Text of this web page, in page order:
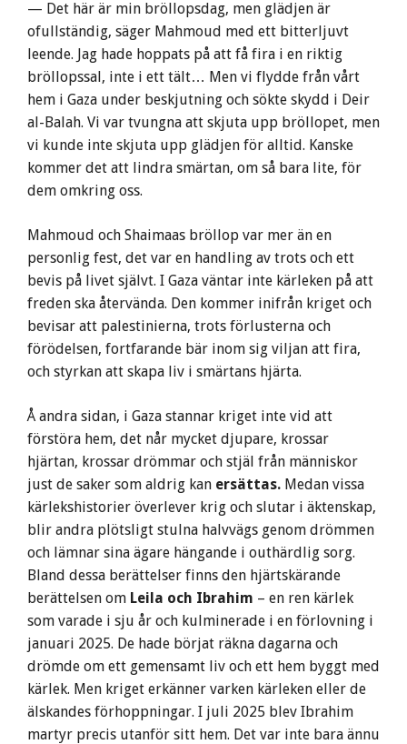
— Det här är min bröllopsdag, men glädjen är
ofullständig, säger Mahmoud med ett bitterljuvt
leende. Jag hade hoppats på att få fira i en riktig
bröllopssal, inte i ett tält… Men vi flydde från vårt
hem i Gaza under beskjutning och sökte skydd i Deir
al-Balah. Vi var tvungna att skjuta upp bröllopet, men
vi kunde inte skjuta upp glädjen för alltid. Kanske
kommer det att lindra smärtan, om så bara lite, för
dem omkring oss.
Mahmoud och Shaimaas bröllop var mer än en
personlig fest, det var en handling av trots och ett
bevis på livet självt. I Gaza väntar inte kärleken på att
freden ska återvända. Den kommer inifrån kriget och
bevisar att palestinierna, trots förlusterna och
förödelsen, fortfarande bär inom sig viljan att fira,
och styrkan att skapa liv i smärtans hjärta.
Å andra sidan, i Gaza stannar kriget inte vid att
förstöra hem, det når mycket djupare, krossar
hjärtan, krossar drömmar och stjäl från människor
just de saker som aldrig kan ersättas. Medan vissa
kärlekshistorier överlever krig och slutar i äktenskap,
blir andra plötsligt stulna halvvägs genom drömmen
och lämnar sina ägare hängande i outhärdlig sorg.
Bland dessa berättelser finns den hjärtskärande
berättelsen om Leila och Ibrahim – en ren kärlek
som varade i sju år och kulminerade i en förlovning i
januari 2025. De hade börjat räkna dagarna och
drömde om ett gemensamt liv och ett hem byggt med
kärlek. Men kriget erkänner varken kärleken eller de
älskandes förhoppningar. I juli 2025 blev Ibrahim
martyr precis utanför sitt hem. Det var inte bara ännu